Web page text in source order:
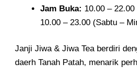
Jam Buka: 10.00 –
10.00 – 23.00 (Sabtu –
Janji Jiwa & Jiwa Tea berdiri
daerh Tanah Patah, menarik